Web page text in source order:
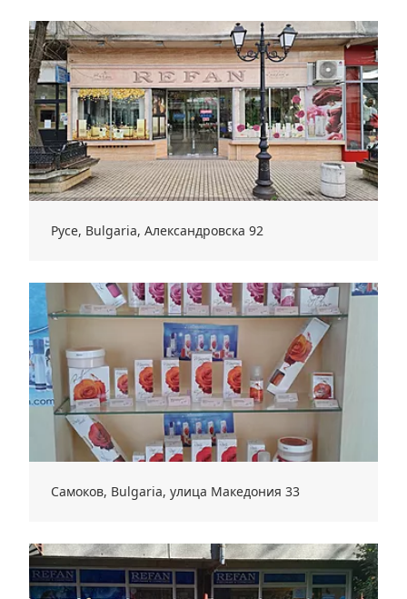
Русе, Bulgaria, Александровска 92
Самоков, Bulgaria, улица Македония 33